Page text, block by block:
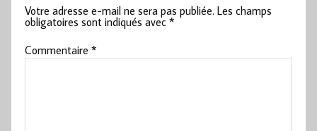
Votre adresse e-mail ne sera pas publiée. Les champs
obligatoires sont indiqués avec*
Commentaire*